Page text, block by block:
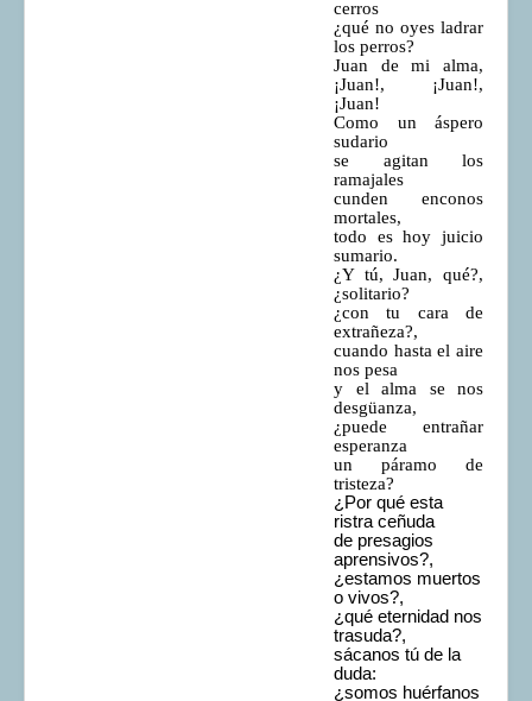
cerros
¿qué no oyes ladrar
los perros?
Juan de mi alma,
¡Juan!, ¡Juan!,
¡Juan!
Como un áspero
sudario
se agitan los
ramajales
cunden enconos
mortales,
todo es hoy juicio
sumario.
¿Y tú, Juan, qué?,
¿solitario?
¿con tu cara de
extrañeza?,
cuando hasta el aire
nos pesa
y el alma se nos
desgüanza,
¿puede entrañar
esperanza
un páramo de
tristeza?
¿Por qué esta
ristra ceñuda
de presagios
aprensivos?,
¿estamos muertos
o vivos?,
¿qué eternidad nos
trasuda?,
sácanos tú de la
duda:
¿somos huérfanos